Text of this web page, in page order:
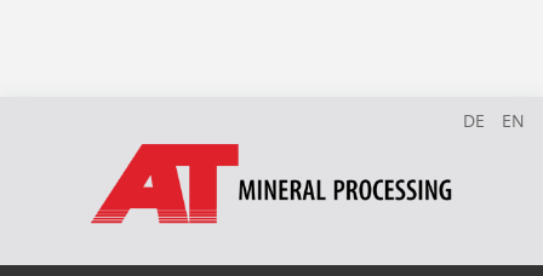
DE EN